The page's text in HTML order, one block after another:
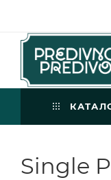
Single